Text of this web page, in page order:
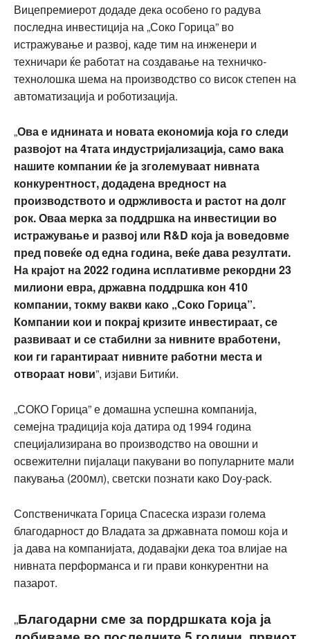
Вицепремиерот додаде дека особено го радува
последна инвестиција на „Соко Горица” во
истражување и развој, каде тим на инженери и
техничари ќе работат на создавање на техничко-
технолошка шема на производство со висок степен на
автоматизација и роботизација.
„Ова е иднината и новата економија која го следи
развојот на 4тата индустријализација, само вака
нашите компании ќе ја зголемуваат нивната
конкурентност, додадена вредност на
производството и одржливоста и растот на долг
рок. Оваа мерка за поддршка на инвестиции во
истражување и развој или R&D која ја воведовме
пред повеќе од една година, веќе дава резултати.
На крајот на 2022 година исплативме рекордни 23
милиони евра, државна поддршка кон 410
компании, токму вакви како „Соко Горица”.
Компании кои и покрај кризите инвестираат, се
развиваат и се стабилни за нивните вработени,
кои ги гарантираат нивните работни места и
отвораат нови”, изјави Битиќи.
„СОКО Горица” е домашна успешна компанија,
семејна традиција која датира од 1994 година
специјализирана во производство на овошни и
освежителни пијалаци пакувани во популарните мали
пакувања (200мл), светски познати како Doy-pack.
Сопственичката Горица Спасеска изрази голема
благодарност до Владата за државната помош која и
ја дава на компанијата, додавајки дека тоа влијае на
нивната перформанса и ги прави конкурентни на
пазарот.
„Благодарни сме за пордршката која ја